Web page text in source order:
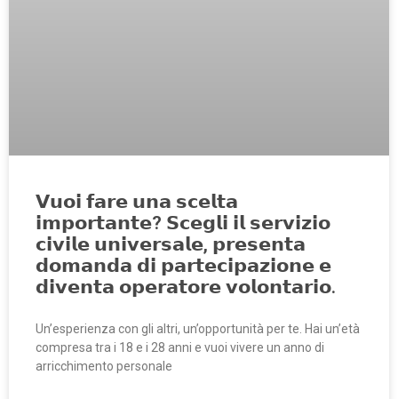
𝗩𝘂𝗼𝗶 𝗳𝗮𝗿𝗲 𝘂𝗻𝗮 𝘀𝗰𝗲𝗹𝘁𝗮
𝗶𝗺𝗽𝗼𝗿𝘁𝗮𝗻𝘁𝗲? 𝗦𝗰𝗲𝗴𝗹𝗶 𝗶𝗹 𝘀𝗲𝗿𝘃𝗶𝘇𝗶𝗼
𝗰𝗶𝘃𝗶𝗹𝗲 𝘂𝗻𝗶𝘃𝗲𝗿𝘀𝗮𝗹𝗲, 𝗽𝗿𝗲𝘀𝗲𝗻𝘁𝗮
𝗱𝗼𝗺𝗮𝗻𝗱𝗮 𝗱𝗶 𝗽𝗮𝗿𝘁𝗲𝗰𝗶𝗽𝗮𝘇𝗶𝗼𝗻𝗲 𝗲
𝗱𝗶𝘃𝗲𝗻𝘁𝗮 𝗼𝗽𝗲𝗿𝗮𝘁𝗼𝗿𝗲 𝘃𝗼𝗹𝗼𝗻𝘁𝗮𝗿𝗶𝗼.
Un’esperienza con gli altri, un’opportunità per te. Hai un’età
compresa tra i 18 e i 28 anni e vuoi vivere un anno di
arricchimento personale